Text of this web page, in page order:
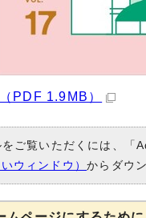
PDF 1.9MB）
ご覧いただくには、「
ウィンドウ）からダウ